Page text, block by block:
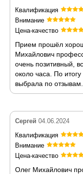
Квалификация
Внимание
Цена-качество
Прием прошёл
Михайлович
очень позитивный,
около часа. По
выбрала по отзывам.
Сергей 04.06.2024
Квалификация
Внимание
Цена-качество
Олег Михайлович